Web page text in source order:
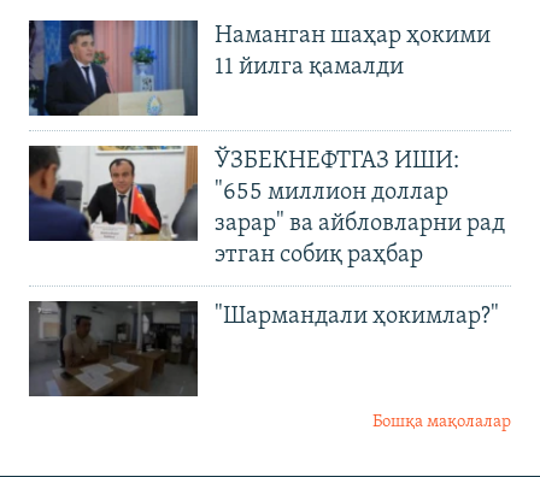
Наманган шаҳар ҳокими
11 йилга қамалди
ЎЗБЕКНЕФТГАЗ ИШИ:
"655 миллион доллар
зарар" ва айбловларни рад
этган собиқ раҳбар
"Шармандали ҳокимлар?"
Бошқа мақолалар